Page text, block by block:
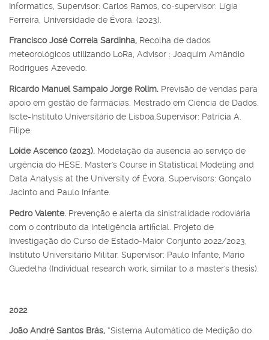
Informatics, Supervisor: Carlos Ramos, co-supervisor: Lígia
Ferreira, Universidade de Évora. (2023).
Francisco José Correia Sardinha, Recolha de dados
meteorológicos utilizando LoRa, Advisor : Joaquim Amândio
Rodrigues Azevedo.
Ricardo Manuel Sampaio Jorge Rolim. Previsão de vendas para
apoio em gestão de farmácias. Mestrado em Ciência de Dados.
Iscte-Instituto Universitário de Lisboa.Supervisor: Patrícia A.
Filipe.
Loide Ascenco (2023). Modelação da ausência ao serviço de
urgência do HESE. Master's Course in Statistical Modeling and
Data Analysis at the University of Évora. Supervisors: Gonçalo
Jacinto and Paulo Infante.
Pedro Valente. Prevenção e alerta da sinistralidade rodoviária
com o contributo da inteligência artificial. Projeto de
Investigação do Curso de Estado-Maior Conjunto 2022/2023,
Instituto Universitário Militar. Supervisor: Paulo Infante, Mário
Guedelha (Individual research work, similar to a master's thesis).
2022
João André Santos Brás, “Sistema Automático de Medição do